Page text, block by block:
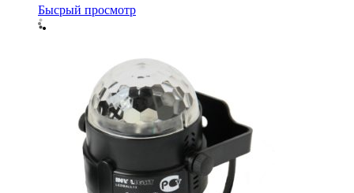
Бысрый просмотр